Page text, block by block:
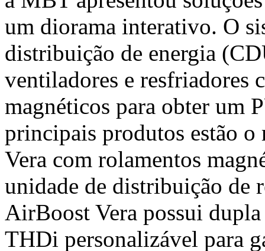
um diorama interativo. O
distribuição de energia
ventiladores e resfriadores
magnéticos para obter um
principais produtos estão
Vera com rolamentos
unidade de distribuição de
AirBoost Vera possui
THDi personalizável para